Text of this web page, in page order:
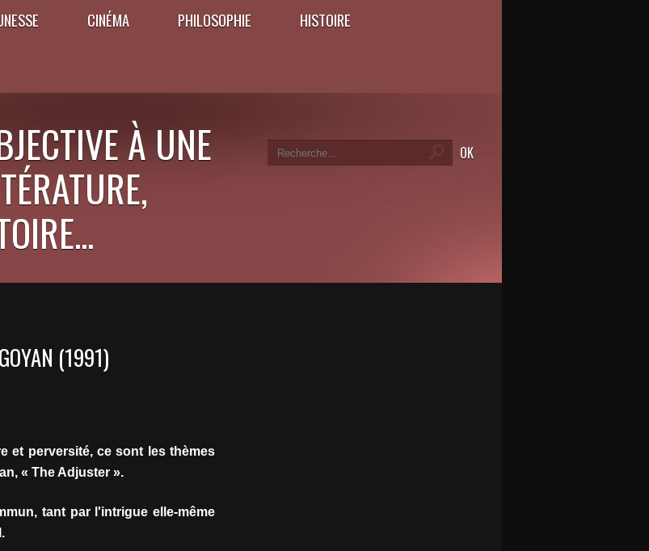
CINÉMA PHILOSOPHIE HISTOIRE
À UNE
(1991)
et perversité, ce sont les thèmes
« The Adjuster ».
tant par l'intrigue elle-même